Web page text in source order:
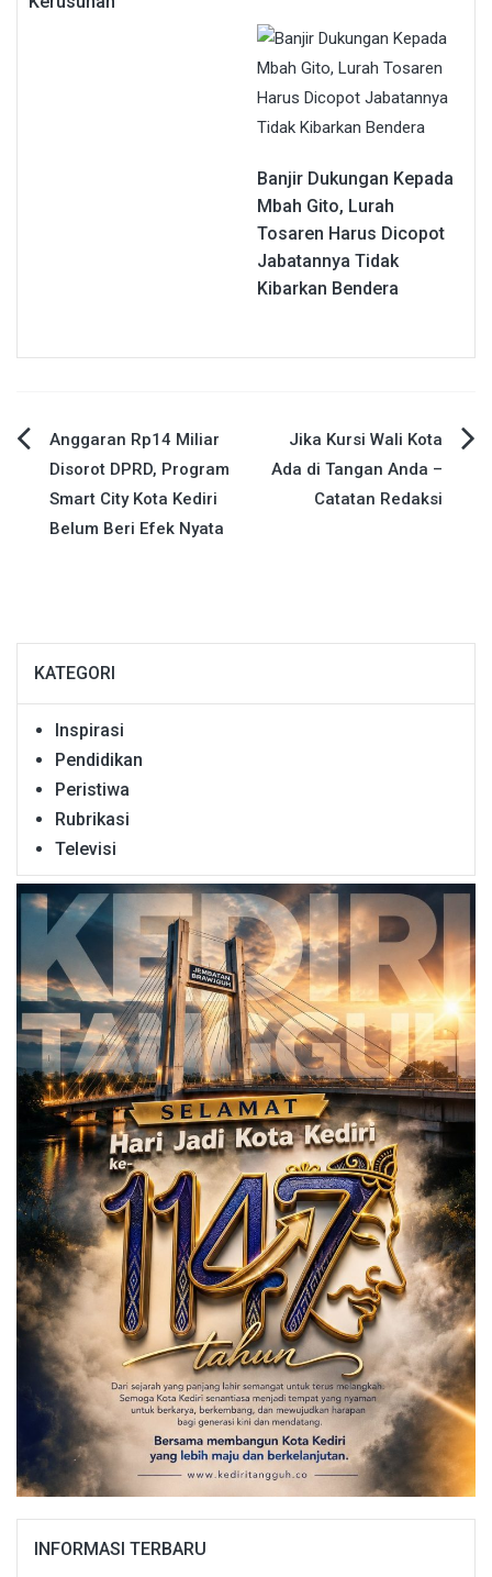
Banjir Dukungan Kepada
Mbah Gito, Lurah
Tosaren Harus Dicopot
Jabatannya Tidak
Kibarkan Bendera
Navigasi
pos
Anggaran Rp14 Miliar
Disorot DPRD, Program
Smart City Kota Kediri
Belum Beri Efek Nyata
Jika Kursi Wali Kota
Ada di Tangan Anda –
Catatan Redaksi
KATEGORI
Inspirasi
Pendidikan
Peristiwa
Rubrikasi
Televisi
INFORMASI TERBARU